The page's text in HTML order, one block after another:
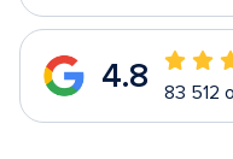
4.8 83 512